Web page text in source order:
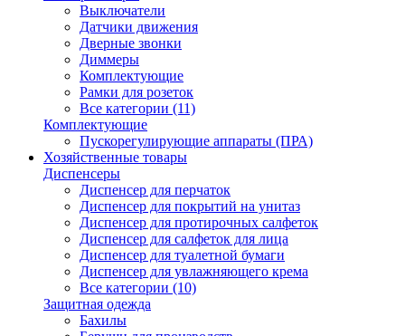
Выключатели
Датчики движения
Дверные звонки
Диммеры
Комплектующие
Рамки для розеток
Все категории (11)
Комплектующие
Пускорегулирующие аппараты (ПРА)
Хозяйственные товары
Диспенсеры
Диспенсер для перчаток
Диспенсер для покрытий на унитаз
Диспенсер для протирочных салфеток
Диспенсер для салфеток для лица
Диспенсер для туалетной бумаги
Диспенсер для увлажняющего крема
Все категории (10)
Защитная одежда
Бахилы